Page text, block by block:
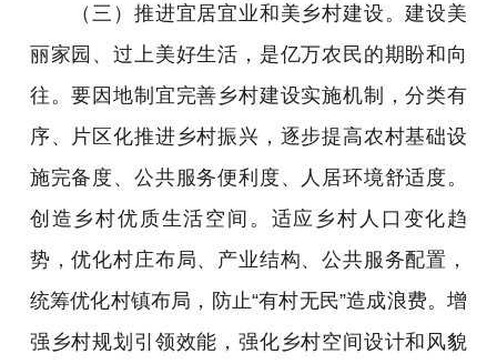
（三）推进宜居宜业和美乡村建设。建设美
丽家园、过上美好生活，是亿万农民的期盼和向
往。要因地制宜完善乡村建设实施机制，分类有
序、片区化推进乡村振兴，逐步提高农村基础设
施完备度、公共服务便利度、人居环境舒适度。
创造乡村优质生活空间。适应乡村人口变化趋
势，优化村庄布局、产业结构、公共服务配置，
统筹优化村镇布局，防止“有村无民”造成浪费。增
强乡村规划引领效能，强化乡村空间设计和风貌